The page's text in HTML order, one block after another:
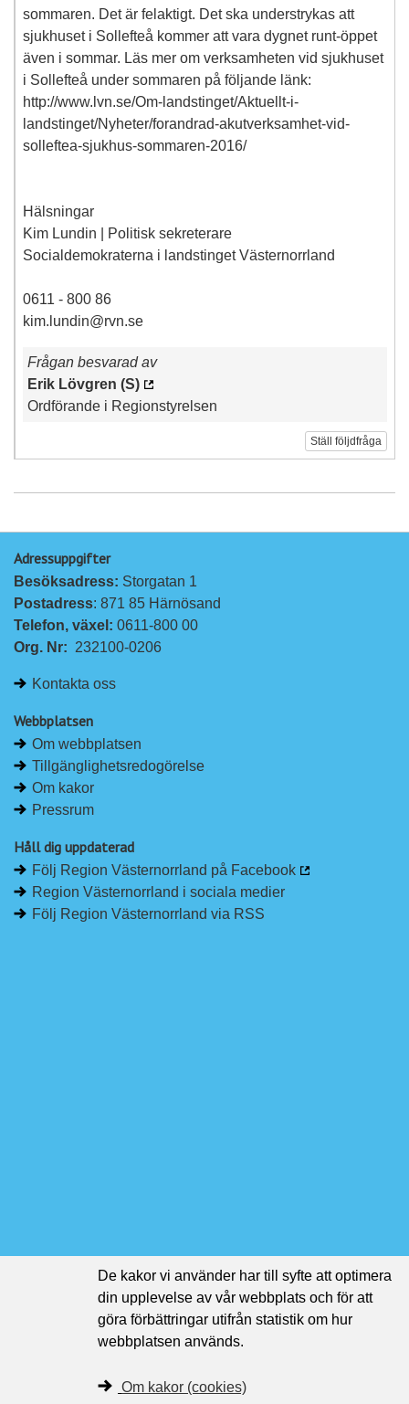
sommaren. Det är felaktigt. Det ska understrykas att
sjukhuset i Sollefteå kommer att vara dygnet runt-öppet
även i sommar. Läs mer om verksamheten vid sjukhuset
i Sollefteå under sommaren på följande länk:
http://www.lvn.se/Om-landstinget/Aktuellt-i-
landstinget/Nyheter/forandrad-akutverksamhet-vid-
solleftea-sjukhus-sommaren-2016/
Hälsningar
Kim Lundin | Politisk sekreterare
Socialdemokraterna i landstinget Västernorrland
0611 - 800 86
kim.lundin@rvn.se
Frågan besvarad av
Erik Lövgren (S)
Ordförande i Regionstyrelsen
Ställ följdfråga
Adressuppgifter
Besöksadress: Storgatan 1
Postadress: 871 85 Härnösand
Telefon, växel: 0611-800 00
Org. Nr: 232100-0206
Kontakta oss
Webbplatsen
Om webbplatsen
Tillgänglighetsredogörelse
Om kakor
Pressrum
Håll dig uppdaterad
Följ Region Västernorrland på Facebook
Region Västernorrland i sociala medier
Följ Region Västernorrland via RSS
De kakor vi använder har till syfte att optimera
din upplevelse av vår webbplats och för att
göra förbättringar utifrån statistik om hur
webbplatsen används.
Om kakor (cookies)